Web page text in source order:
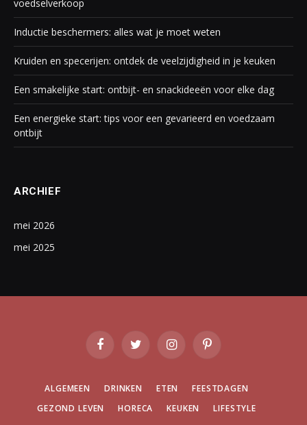
voedselverkoop
Inductie beschermers: alles wat je moet weten
Kruiden en specerijen: ontdek de veelzijdigheid in je keuken
Een smakelijke start: ontbijt- en snackideeën voor elke dag
Een energieke start: tips voor een gevarieerd en voedzaam
ontbijt
ARCHIEF
mei 2026
mei 2025
FacebookTwitter InstagramPinterest
ALGEMEEN DRINKEN ETEN
FEESTDAGEN
GEZOND LEVEN
HORECA KEUKEN
LIFESTYLE